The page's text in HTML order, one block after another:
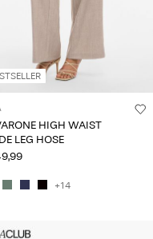
HIGH WAIST
LEG HOSE
+14